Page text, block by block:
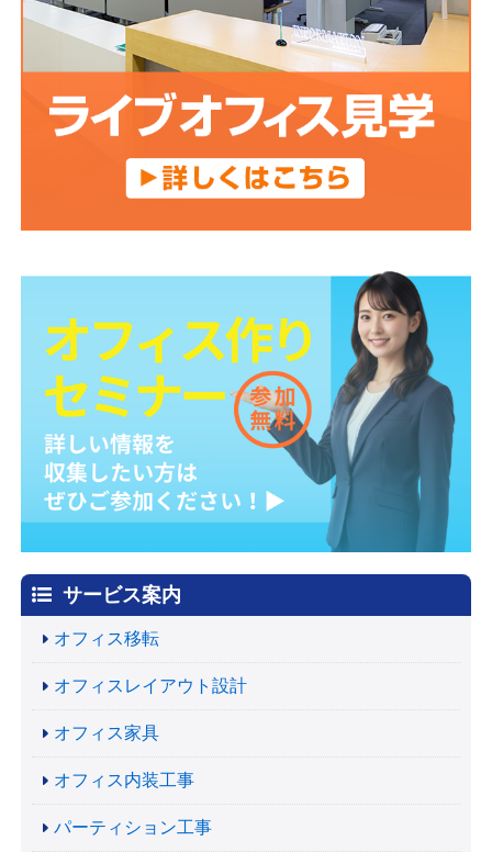
サービス案内
オフィス移転
オフィスレイアウト設計
オフィス家具
オフィス内装工事
パーティション工事